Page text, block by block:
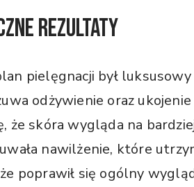
REZULTATY
pielęgnacji był
odżywienie oraz
że skóra wygląda na
nawilżenie, które
poprawił się ogólny